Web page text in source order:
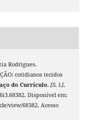
Rodrigues.
cotidianos tecidos
do Currículo, [S. l.],
Disponível em:
view/68382. Acesso